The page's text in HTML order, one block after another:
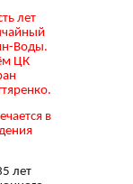
лет
Воды.
ЦК
в
лет